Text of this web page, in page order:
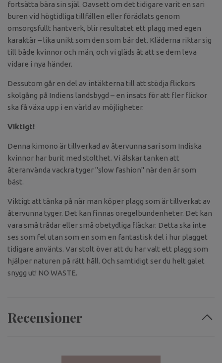
fortsätta bära sin själ. Oavsett om det tidigare varit en sari
buren vid högtidliga tillfällen eller förädlats genom
omsorgsfullt hantverk, blir resultatet ett plagg med egen
karaktär – lika unikt som den som bär det. Kläderna riktar sig
till både kvinnor och män, och vi gläds åt att se dem leva
vidare i nya händer.
Dessutom går en del av intäkterna till att stödja flickors
skolgång på Indiens landsbygd – en insats för att fler flickor
ska få växa upp i en värld av möjligheter.
Viktigt!
Denna kimono är tillverkad av återvunna sari som Indiska
kvinnor har burit med stolthet. Vi älskar tanken att
återanvända vackra tyger "slow fashion" när den är som
bäst.
Viktigt att tänka på när man köper plagg som är tillverkat av
återvunna tyger. Det kan finnas oregelbundenheter. Det kan
vara små trådar eller små obetydliga fläckar. Detta ska inte
ses som fel utan som en som en fantastisk del i hur plagget
tidigare använts. Var stolt över att du har valt ett plagg som
hjälper naturen på rätt håll. Och samtidigt ser du helt galet
snygg ut! NO WASTE.
Recensioner